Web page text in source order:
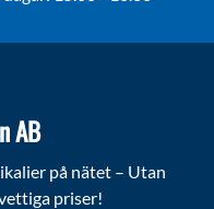
AB
på nätet – Utan
priser!